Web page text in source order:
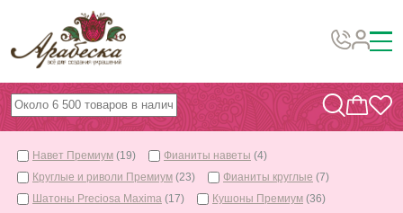
Бусины, подвески, декор
Бисер
Вышивка украшений
Фурнитура
Навет Премиум (19) Фианиты наветы (4)
Круглые и риволи Премиум (23) Фианиты круглые (7)
Шатоны Preciosa Maxima (17) Кушоны Премиум (36)